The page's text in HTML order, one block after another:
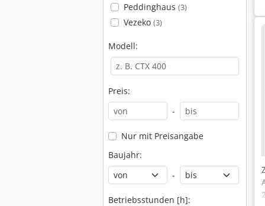
Peddinghaus (3)
Vezeko (3)
Modell:
Preis:
-
Nur mit Preisangabe
Baujahr:
-
Betriebsstunden [h]: